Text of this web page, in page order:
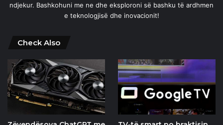
ndjekur. Bashkohuni me ne dhe eksploroni së bashku të ardhmen
e teknologjisë dhe inovacionit!
Check Also